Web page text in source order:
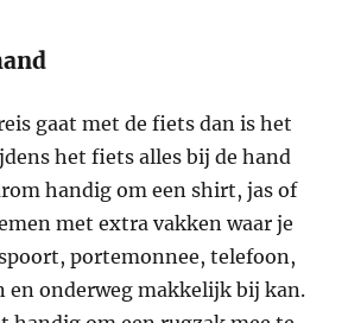
gaat met de fiets dan is het
het fiets alles bij de hand
handig om een shirt, jas of
met extra vakken waar je
portemonnee, telefoon,
en onderweg makkelijk bij kan.